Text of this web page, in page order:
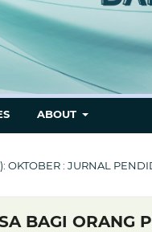
ABOUT
OKTOBER : JURNAL
BAGI ORANG